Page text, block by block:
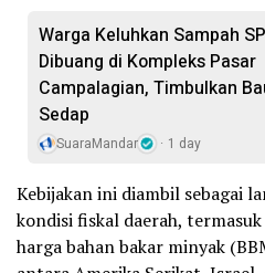
Warga Keluhkan Sampah
Dibuang di Kompleks Pasar
Campalagian, Timbulkan
Sedap
SuaraMandar 1 day
Kebijakan ini diambil sebagai
kondisi fiskal daerah,
harga bahan bakar minyak